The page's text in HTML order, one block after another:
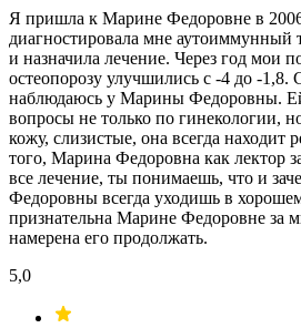
Я пришла к Марине Федоровне в
диагностировала мне аутоиммунный
и назначила лечение. Через год мои
остеопорозу улучшились с -4 до -1,8.
наблюдаюсь у Марины Федоровны.
вопросы не только по гинекологии,
кожу, слизистые, она всегда находит
того, Марина Федоровна как лектор
все лечение, ты понимаешь, что и
Федоровны всегда уходишь в
признательна Марине Федоровне за
намерена его продолжать.
5,0